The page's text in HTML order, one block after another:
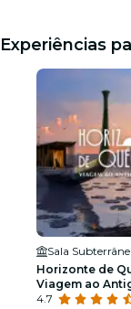
Experiências
Horizonte de
Viagem ao
4.7